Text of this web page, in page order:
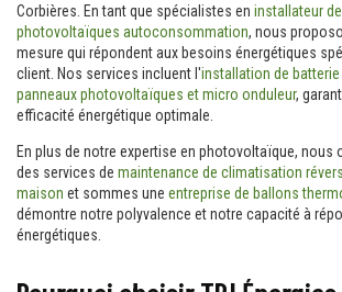
Corbières. En tant que spécialistes en installateur
photovoltaïques autoconsommation, nous
mesure qui répondent aux besoins énergétiques
client. Nos services incluent l'installation de
panneaux photovoltaïques et micro onduleur,
efficacité énergétique optimale.
En plus de notre expertise en photovoltaïque,
des services de maintenance de climatisation
maison et sommes une entreprise de ballons
démontre notre polyvalence et notre capacité à
énergétiques.